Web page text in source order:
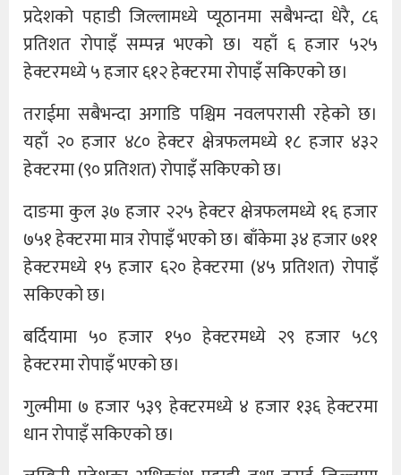
प्रदेशको पहाडी जिल्लामध्ये प्यूठानमा सबैभन्दा धेरै, ८६
प्रतिशत रोपाइँ सम्पन्न भएको छ। यहाँ ६ हजार ५२५
हेक्टरमध्ये ५ हजार ६१२ हेक्टरमा रोपाइँ सकिएको छ।
तराईमा सबैभन्दा अगाडि पश्चिम नवलपरासी रहेको छ।
यहाँ २० हजार ४८० हेक्टर क्षेत्रफलमध्ये १८ हजार ४३२
हेक्टरमा (९० प्रतिशत) रोपाइँ सकिएको छ।
दाङमा कुल ३७ हजार २२५ हेक्टर क्षेत्रफलमध्ये १६ हजार
७५१ हेक्टरमा मात्र रोपाइँ भएको छ। बाँकेमा ३४ हजार ७११
हेक्टरमध्ये १५ हजार ६२० हेक्टरमा (४५ प्रतिशत) रोपाइँ
सकिएको छ।
बर्दियामा ५० हजार १५० हेक्टरमध्ये २९ हजार ५८९
हेक्टरमा रोपाइँ भएको छ।
गुल्मीमा ७ हजार ५३९ हेक्टरमध्ये ४ हजार १३६ हेक्टरमा
धान रोपाइँ सकिएको छ।